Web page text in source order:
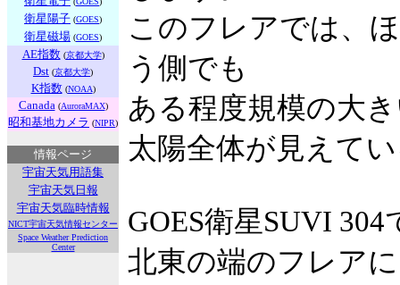
衛星陽子 (GOES)
衛星磁場 (GOES)
AE指数(京都大学)
Dst (京都大学)
K指数(NOAA)
Canada (AuroraMAX)
昭和基地カメラ (NIPR)
情報ページ
宇宙天気用語集
宇宙天気日報
宇宙天気臨時情報
NICT宇宙天気情報センター
Space Weather Prediction
Center
このフレアでは、
う側でも
ある程度規模の大
太陽全体が見えて
GOES衛星SUVI 304
北東の端のフレア